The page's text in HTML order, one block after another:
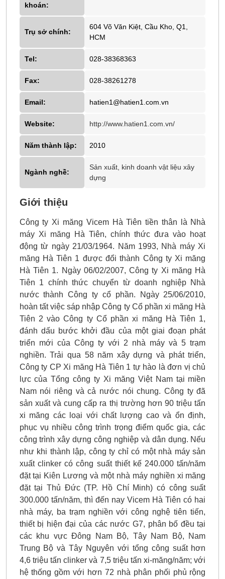
khoán:
Trụ sở chính:
604 Võ Văn Kiệt, Cầu Kho, Q1,
HCM
Tel: 028-38368363
Fax: 028-38261278
Email: hatien1@hatien1.com.vn
Website: http://www.hatien1.com.vn/
Năm thành lập: 2010
Ngành nghề:
Sản xuất, kinh doanh vật liệu xây
dựng
Giới thiệu
Công ty Xi măng Vicem Hà Tiên tiền thân là Nhà
máy Xi măng Hà Tiên, chính thức đưa vào hoạt
động từ ngày 21/03/1964. Năm 1993, Nhà máy Xi
măng Hà Tiên 1 được đổi thành Công ty Xi măng
Hà Tiên 1. Ngày 06/02/2007, Công ty Xi măng Hà
Tiên 1 chính thức chuyển từ doanh nghiệp Nhà
nước thành Công ty cổ phần. Ngày 25/06/2010,
hoàn tất việc sáp nhập Công ty Cổ phần xi măng Hà
Tiên 2 vào Công ty Cổ phần xi măng Hà Tiên 1,
đánh dấu bước khởi đầu của một giai đoạn phát
triển mới của Công ty với 2 nhà máy và 5 trạm
nghiền. Trải qua 58 năm xây dựng và phát triển,
Công ty CP Xi măng Hà Tiên 1 tự hào là đơn vị chủ
lực của Tổng công ty Xi măng Việt Nam tại miền
Nam nói riêng và cả nước nói chung. Công ty đã
sản xuất và cung cấp ra thị trường hơn 90 triệu tấn
xi măng các loại với chất lượng cao và ổn định,
phục vụ nhiều công trình trọng điểm quốc gia, các
công trình xây dựng công nghiệp và dân dụng. Nếu
như khi thành lập, công ty chỉ có một nhà máy sản
xuất clinker có công suất thiết kế 240.000 tấn/năm
đặt tại Kiên Lương và một nhà máy nghiền xi măng
đặt tại Thủ Ðức (TP. Hồ Chí Minh) có công suất
300.000 tấn/năm, thì đến nay Vicem Hà Tiên có hai
nhà máy, ba trạm nghiền với công nghệ tiên tiến,
thiết bị hiện đại của các nước G7, phân bố đều tại
các khu vực Ðông Nam Bộ, Tây Nam Bộ, Nam
Trung Bộ và Tây Nguyên với tổng công suất hơn
4,6 triệu tấn clinker và 7,5 triệu tấn xi-măng/năm; với
hệ thống gồm với hơn 72 nhà phân phối phủ rộng